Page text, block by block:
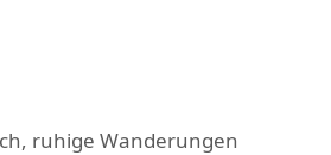
, ruhige Wanderungen